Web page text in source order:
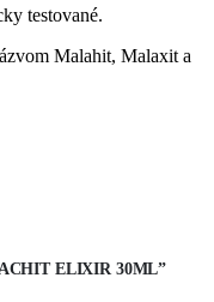
testované.
Malahit, Malaxit a
ELIXIR 30ML”